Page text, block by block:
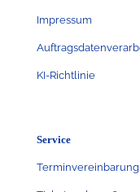
Impressum
KI-Richtlinie
Service